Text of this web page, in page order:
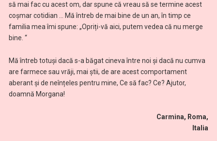
să mai fac cu acest om, dar spune că vreau să se termine acest
coșmar cotidian … Mă întreb de mai bine de un an, în timp ce
familia mea îmi spune: „Opriți-vă aici, putem vedea că nu merge
bine. “
Mă întreb totuși dacă s-a băgat cineva între noi și dacă nu cumva
are farmece sau vrăji, mai știi, de are acest comportament
aberant și de neînțeles pentru mine, Ce să fac? Ce? Ajutor,
doamnă Morgana!
Carmina, Roma,
Italia